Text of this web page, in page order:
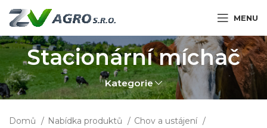
MENU
Stacionární míchač
Kategorie
Domů Nabídka produktů
Chov a ustájení